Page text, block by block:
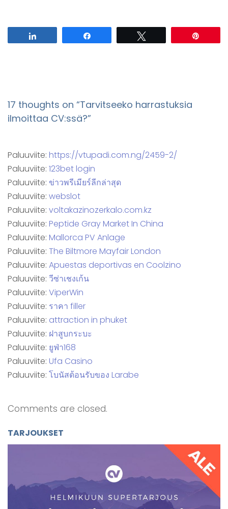
17 thoughts on “Tarvitseeko harrastuksia
ilmoittaa CV:ssä?”
Paluuviite: https://vtupadi.com.ng/2459-2/
Paluuviite: 123bet login
Paluuviite: ข่าวพรีเมียร์ลีกล่าสุด
Paluuviite: webslot
Paluuviite: voltakazinozerkalo.com.kz
Paluuviite: Peptide Gray Market In China
Paluuviite: Mallorca PV Anlage
Paluuviite: The Biltmore Mayfair London
Paluuviite: Apuestas deportivas en Coolzino
Paluuviite: วีซ่าเชงเก้น
Paluuviite: ViperWin
Paluuviite: ราคา filler
Paluuviite: attraction in phuket
Paluuviite: ฝาสูบกระบะ
Paluuviite: ยูฟ่า168
Paluuviite: Ufa Casino
Paluuviite: โบนัสต้อนรับของ Larabe
Comments are closed.
TARJOUKSET